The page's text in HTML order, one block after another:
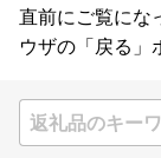
直前にご覧にな
ウザの「戻る」